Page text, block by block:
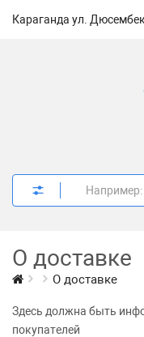
Караганда ул.
О доставке
О доставке
Здесь должна быть
покупателей